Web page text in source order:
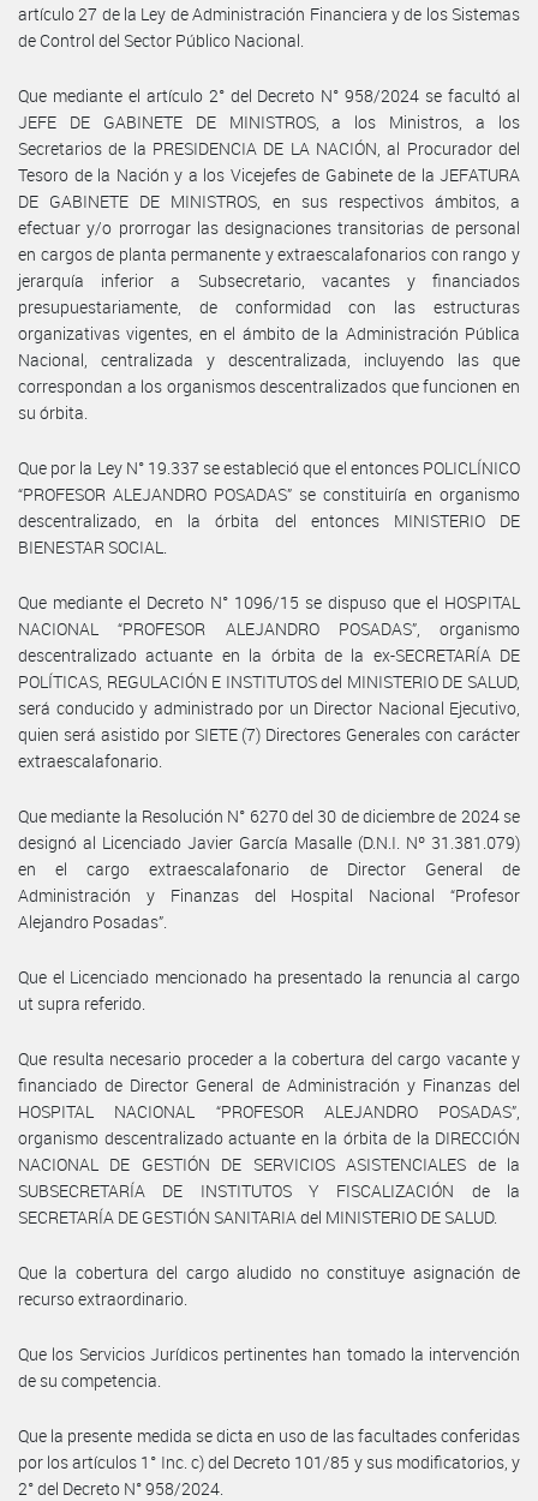
artículo 27 de la Ley de Administración Financiera y de los Sistemas
de Control del Sector Público Nacional.
Que mediante el artículo 2° del Decreto N° 958/2024 se facultó al
JEFE DE GABINETE DE MINISTROS, a los Ministros, a los
Secretarios de la PRESIDENCIA DE LA NACIÓN, al Procurador del
Tesoro de la Nación y a los Vicejefes de Gabinete de la JEFATURA
DE GABINETE DE MINISTROS, en sus respectivos ámbitos, a
efectuar y/o prorrogar las designaciones transitorias de personal
en cargos de planta permanente y extraescalafonarios con rango y
jerarquía inferior a Subsecretario, vacantes y financiados
presupuestariamente, de conformidad con las estructuras
organizativas vigentes, en el ámbito de la Administración Pública
Nacional, centralizada y descentralizada, incluyendo las que
correspondan a los organismos descentralizados que funcionen en
su órbita.
Que por la Ley N° 19.337 se estableció que el entonces POLICLÍNICO
“PROFESOR ALEJANDRO POSADAS” se constituiría en organismo
descentralizado, en la órbita del entonces MINISTERIO DE
BIENESTAR SOCIAL.
Que mediante el Decreto N° 1096/15 se dispuso que el HOSPITAL
NACIONAL “PROFESOR ALEJANDRO POSADAS”, organismo
descentralizado actuante en la órbita de la ex-SECRETARÍA DE
POLÍTICAS, REGULACIÓN E INSTITUTOS del MINISTERIO DE SALUD,
será conducido y administrado por un Director Nacional Ejecutivo,
quien será asistido por SIETE (7) Directores Generales con carácter
extraescalafonario.
Que mediante la Resolución N° 6270 del 30 de diciembre de 2024 se
designó al Licenciado Javier García Masalle (D.N.I. Nº 31.381.079)
en el cargo extraescalafonario de Director General de
Administración y Finanzas del Hospital Nacional “Profesor
Alejandro Posadas”.
Que el Licenciado mencionado ha presentado la renuncia al cargo
ut supra referido.
Que resulta necesario proceder a la cobertura del cargo vacante y
financiado de Director General de Administración y Finanzas del
HOSPITAL NACIONAL “PROFESOR ALEJANDRO POSADAS”,
organismo descentralizado actuante en la órbita de la DIRECCIÓN
NACIONAL DE GESTIÓN DE SERVICIOS ASISTENCIALES de la
SUBSECRETARÍA DE INSTITUTOS Y FISCALIZACIÓN de la
SECRETARÍA DE GESTIÓN SANITARIA del MINISTERIO DE SALUD.
Que la cobertura del cargo aludido no constituye asignación de
recurso extraordinario.
Que los Servicios Jurídicos pertinentes han tomado la intervención
de su competencia.
Que la presente medida se dicta en uso de las facultades conferidas
por los artículos 1° Inc. c) del Decreto 101/85 y sus modificatorios, y
2° del Decreto N° 958/2024.